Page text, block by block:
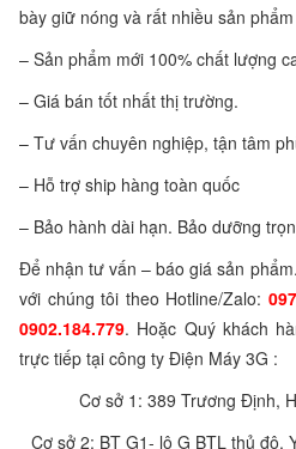
bày giữ nóng và rất nhiều sản
– Sản phẩm mới 100% chất lượng
– Giá bán tốt nhất thị trường.
– Tư vấn chuyên nghiệp, tận tâm
– Hỗ trợ ship hàng toàn quốc
– Bảo hành dài hạn. Bảo dưỡng
Để nhận tư vấn – báo giá sản
với chúng tôi theo Hotline/Zalo:
0902.184.779. Hoặc Quý khách
trực tiếp tại công ty Điện Máy 3G :
Cơ sở 1: 389 Trương Định,
Cơ sở 2: BT G1- lô G BTL thủ đô,